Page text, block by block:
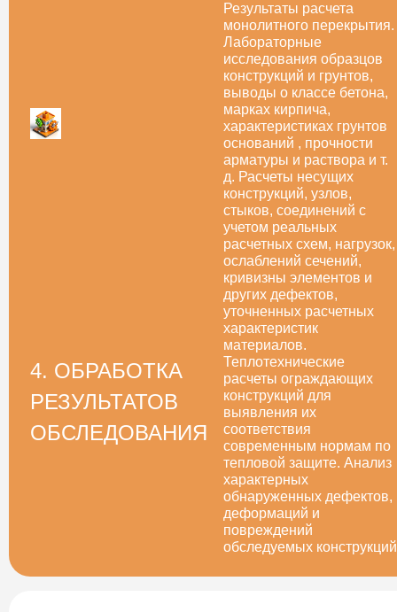
4. ОБРАБОТКА
РЕЗУЛЬТАТОВ
ОБСЛЕДОВАНИЯ
Результаты расчета
монолитного перекрытия.
Лабораторные
исследования образцов
конструкций и грунтов,
выводы о классе бетона,
марках кирпича,
характеристиках грунтов
оснований , прочности
арматуры и раствора и т.
д. Расчеты несущих
конструкций, узлов,
стыков, соединений с
учетом реальных
расчетных схем, нагрузок,
ослаблений сечений,
кривизны элементов и
других дефектов,
уточненных расчетных
характеристик
материалов.
Теплотехнические
расчеты ограждающих
конструкций для
выявления их
соответствия
современным нормам по
тепловой защите. Анализ
характерных
обнаруженных дефектов,
деформаций и
повреждений
обследуемых